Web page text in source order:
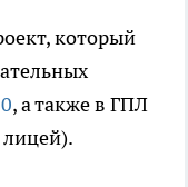
который
, а также в ГПЛ